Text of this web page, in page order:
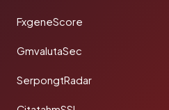
FxgeneScore
GmvalutaSec
SerpongtRadar